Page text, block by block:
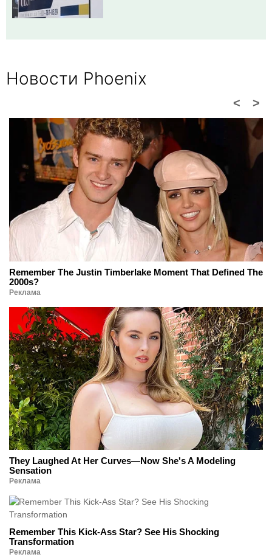
Новости Phoenix
>
<
Remember The Justin Timberlake Moment That Defined The
2000s?
Реклама
They Laughed At Her Curves—Now She's A Modeling
Sensation
Реклама
Remember This Kick-Ass Star? See His Shocking
Transformation
Реклама